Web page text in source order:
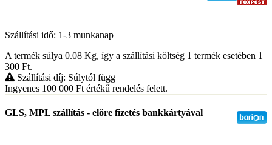
Szállítási idő: 1-3 munkanap
A termék súlya 0.08 Kg, így a szállítási költség 1 termék esetében 1
300 Ft.
Szállítási díj: Súlytól függ
Ingyenes 100 000 Ft értékű rendelés felett.
GLS, MPL szállítás - előre fizetés bankkártyával